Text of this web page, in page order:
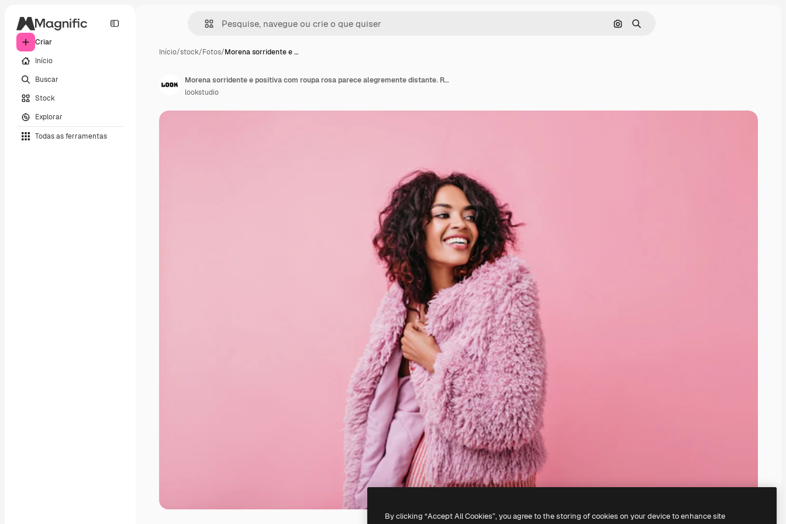
Criar
Início
Buscar
Stock
Explorar
Todas as ferramentas
Pesquisar por imagem
Buscar
Início/stock/Fotos/Morena sorridente e …
Morena sorridente e positiva com roupa rosa parece alegremente distante. Retrato de menina com pele bronzeada.
lookstudio
By clicking “Accept All Cookies”, you agree to the storing of cookies on your device to enhance site